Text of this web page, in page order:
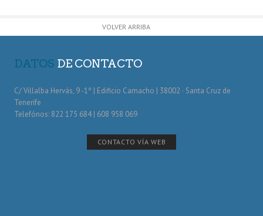
VOLVER ARRIBA
DATOS DE CONTACTO
C/ Villalba Hervás, 9 -1º | Edificio Camacho | 38002 · Santa Cruz de
Tenerife
Telefónos: 822 175 684 | 608 958 069
CONTACTO VÍA WEB